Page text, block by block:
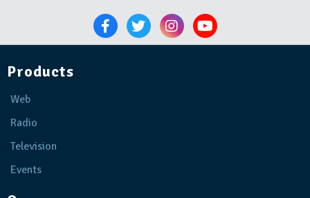
Products
Web
Radio
Television
Events